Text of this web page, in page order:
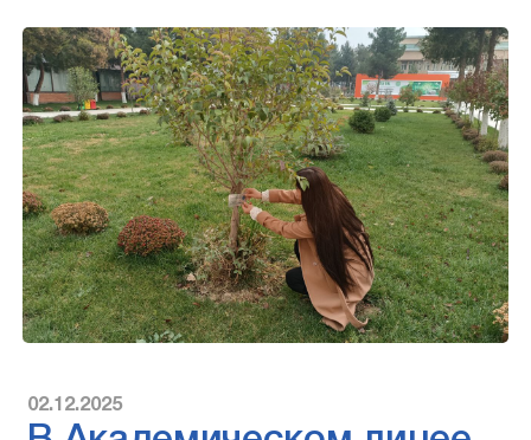
02.12.2025